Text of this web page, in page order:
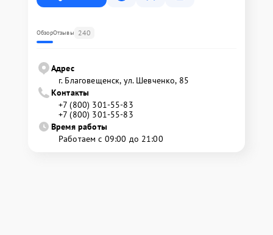
ОбзорОтзывы 240
Адрес
г. Благовещенск, ул. Шевченко, 85
Контакты
+7 (800) 301-55-83
+7 (800) 301-55-83
Время работы
Работаем с 09:00 до 21:00